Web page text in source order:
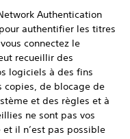
Authentication
authentifier les titres
connectez le
recueillir des
logiciels à des fins
copies, de blocage de
et des règles et à
ne sont pas vos
il n’est pas possible